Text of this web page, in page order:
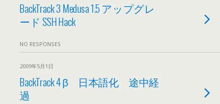
BackTrack 3 Medusa 1.5 アップグレ
ード SSH Hack
NO RESPONSES
2009年5月1日
BackTrack 4 β 日本語化 途中経
過